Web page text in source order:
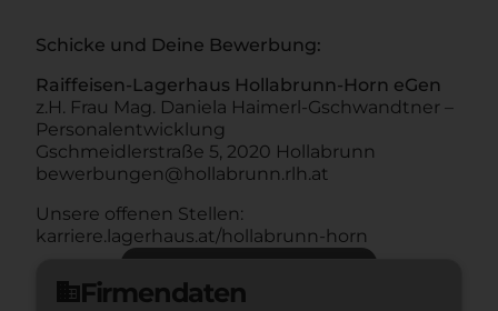
Schicke und Deine Bewerbung:
Raiffeisen-Lagerhaus Hollabrunn-Horn eGen
z.H. Frau Mag. Daniela Haimerl-Gschwandtner –
Personalentwicklung
Gschmeidlerstraße 5, 2020 Hollabrunn
bewerbungen@hollabrunn.rlh.at
Unsere offenen Stellen:
karriere.lagerhaus.at/hollabrunn-horn
domainFirmendaten